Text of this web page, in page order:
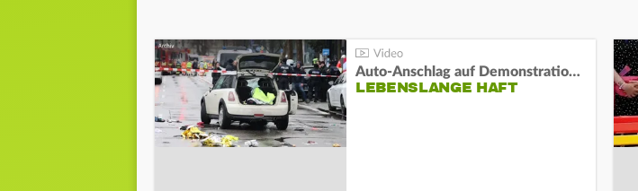
Auto-Anschlag auf Demonstration in München:
LEBENSLANGE HAFT